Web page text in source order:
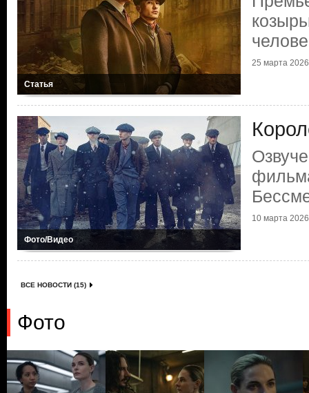
Статья
25 марта 2026
Фото/Видео
10 марта 2026
ВСЕ НОВОСТИ (15)
Фото